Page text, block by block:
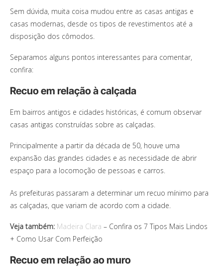
Sem dúvida, muita coisa mudou entre as casas antigas e
casas modernas, desde os tipos de revestimentos até a
disposição dos cômodos.
Separamos alguns pontos interessantes para comentar,
confira:
Recuo em relação à calçada
Em bairros antigos e cidades históricas, é comum observar
casas antigas construídas sobre as calçadas.
Principalmente a partir da década de 50, houve uma
expansão das grandes cidades e as necessidade de abrir
espaço para a locomoção de pessoas e carros.
As prefeituras passaram a determinar um recuo mínimo para
as calçadas, que variam de acordo com a cidade.
Veja também: Madeira Clara – Confira os 7 Tipos Mais Lindos
+ Como Usar Com Perfeição
Recuo em relação ao muro